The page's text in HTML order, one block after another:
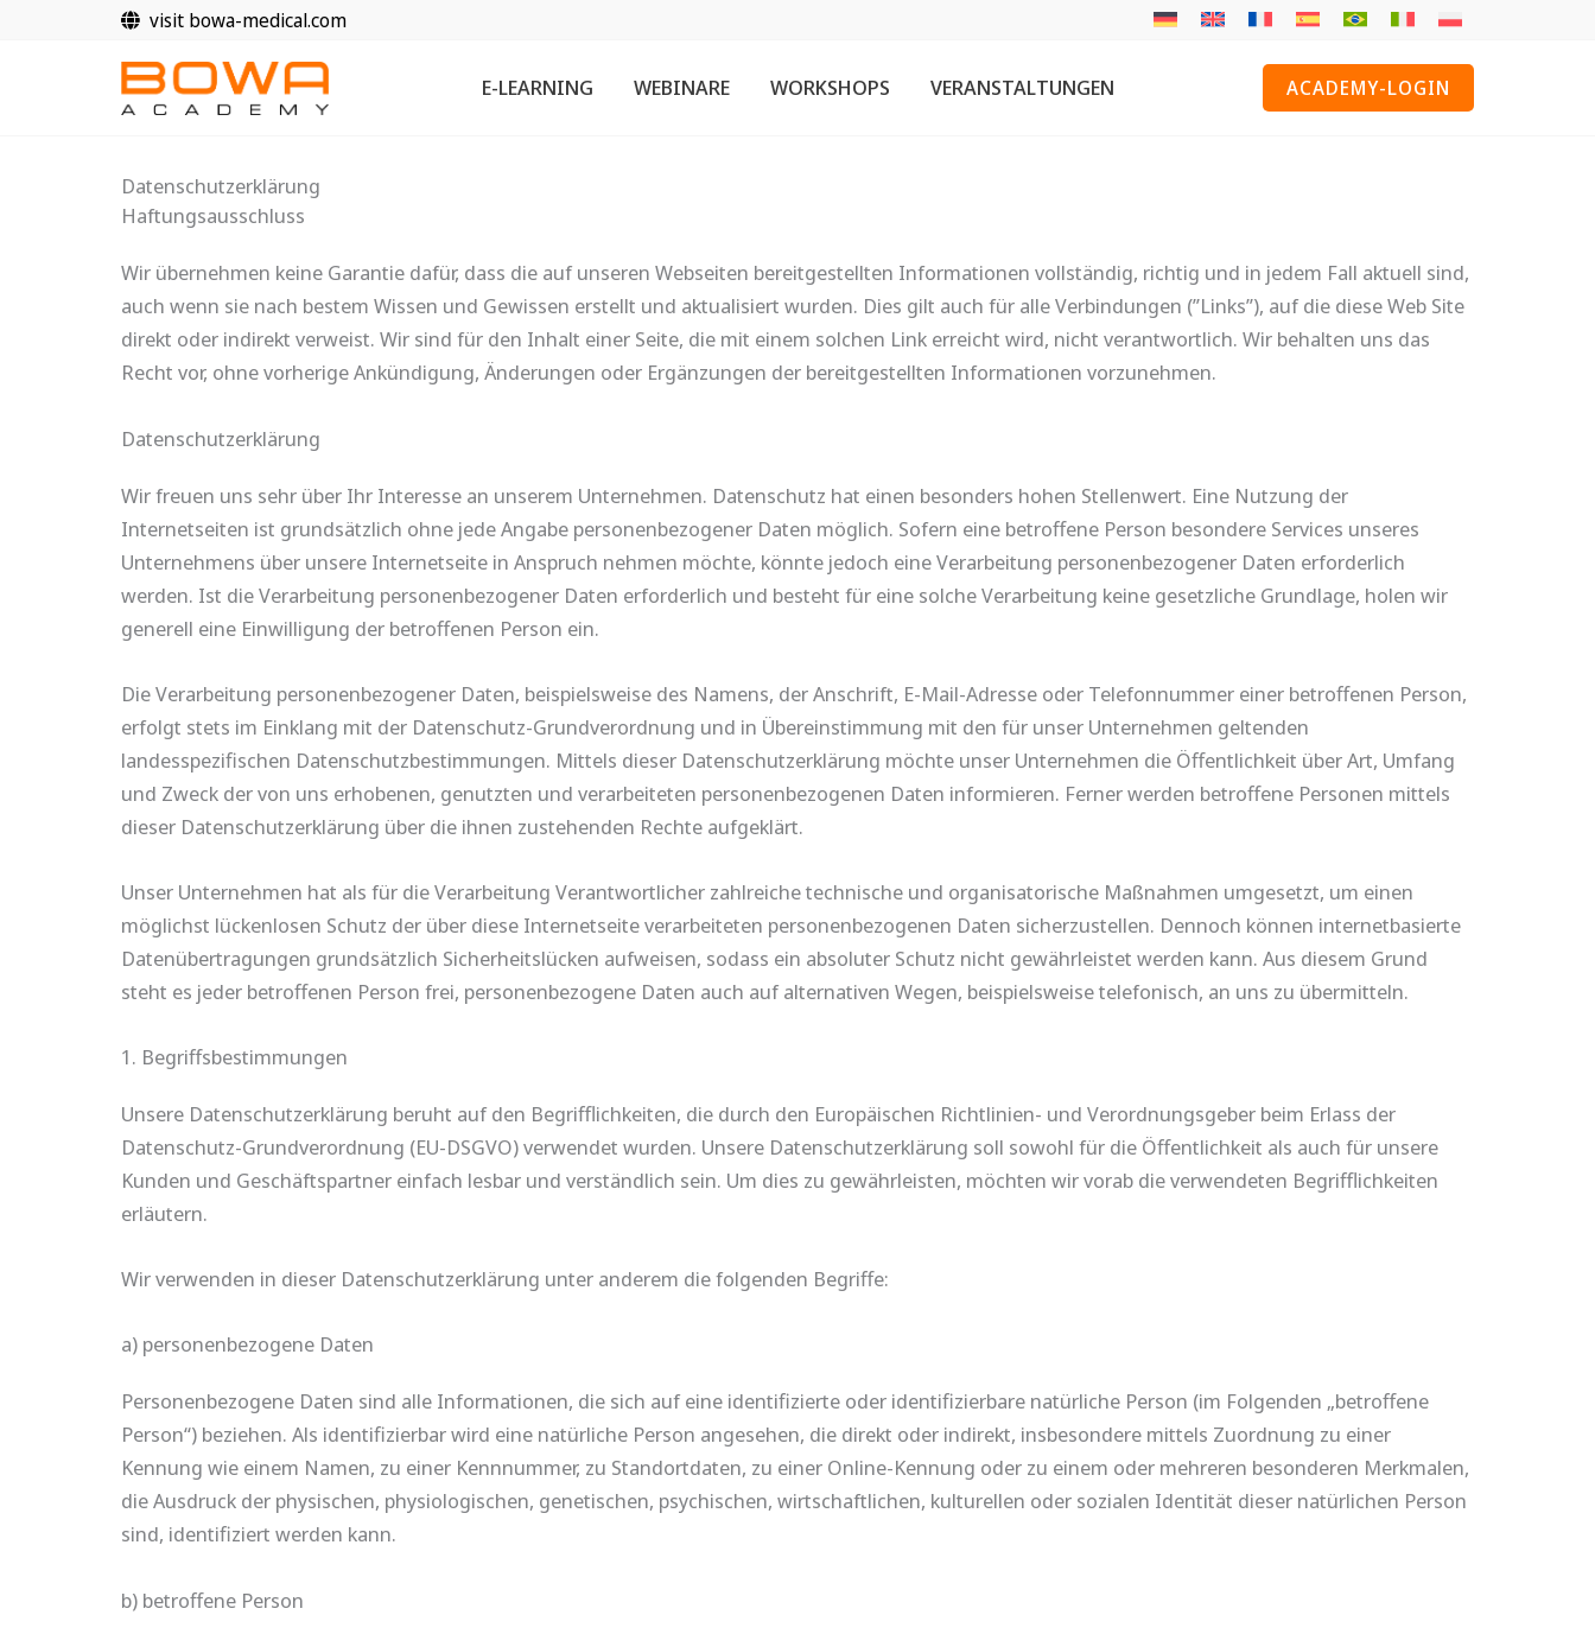
visit bowa-medical.com
E-LEARNING WEBINARE WORKSHOPS VERANSTALTUNGEN ACADEMY-LOGIN
Datenschutzerklärung
Haftungsausschluss
Wir übernehmen keine Garantie dafür, dass die auf unseren Webseiten bereitgestellten Informationen vollständig, richtig und in jedem Fall aktuell sind,
auch wenn sie nach bestem Wissen und Gewissen erstellt und aktualisiert wurden. Dies gilt auch für alle Verbindungen (”Links”), auf die diese Web Site
direkt oder indirekt verweist. Wir sind für den Inhalt einer Seite, die mit einem solchen Link erreicht wird, nicht verantwortlich. Wir behalten uns das
Recht vor, ohne vorherige Ankündigung, Änderungen oder Ergänzungen der bereitgestellten Informationen vorzunehmen.
Datenschutzerklärung
Wir freuen uns sehr über Ihr Interesse an unserem Unternehmen. Datenschutz hat einen besonders hohen Stellenwert. Eine Nutzung der
Internetseiten ist grundsätzlich ohne jede Angabe personenbezogener Daten möglich. Sofern eine betroffene Person besondere Services unseres
Unternehmens über unsere Internetseite in Anspruch nehmen möchte, könnte jedoch eine Verarbeitung personenbezogener Daten erforderlich
werden. Ist die Verarbeitung personenbezogener Daten erforderlich und besteht für eine solche Verarbeitung keine gesetzliche Grundlage, holen wir
generell eine Einwilligung der betroffenen Person ein.
Die Verarbeitung personenbezogener Daten, beispielsweise des Namens, der Anschrift, E-Mail-Adresse oder Telefonnummer einer betroffenen Person,
erfolgt stets im Einklang mit der Datenschutz-Grundverordnung und in Übereinstimmung mit den für unser Unternehmen geltenden
landesspezifischen Datenschutzbestimmungen. Mittels dieser Datenschutzerklärung möchte unser Unternehmen die Öffentlichkeit über Art, Umfang
und Zweck der von uns erhobenen, genutzten und verarbeiteten personenbezogenen Daten informieren. Ferner werden betroffene Personen mittels
dieser Datenschutzerklärung über die ihnen zustehenden Rechte aufgeklärt.
Unser Unternehmen hat als für die Verarbeitung Verantwortlicher zahlreiche technische und organisatorische Maßnahmen umgesetzt, um einen
möglichst lückenlosen Schutz der über diese Internetseite verarbeiteten personenbezogenen Daten sicherzustellen. Dennoch können internetbasierte
Datenübertragungen grundsätzlich Sicherheitslücken aufweisen, sodass ein absoluter Schutz nicht gewährleistet werden kann. Aus diesem Grund
steht es jeder betroffenen Person frei, personenbezogene Daten auch auf alternativen Wegen, beispielsweise telefonisch, an uns zu übermitteln.
1. Begriffsbestimmungen
Unsere Datenschutzerklärung beruht auf den Begrifflichkeiten, die durch den Europäischen Richtlinien- und Verordnungsgeber beim Erlass der
Datenschutz-Grundverordnung (EU-DSGVO) verwendet wurden. Unsere Datenschutzerklärung soll sowohl für die Öffentlichkeit als auch für unsere
Kunden und Geschäftspartner einfach lesbar und verständlich sein. Um dies zu gewährleisten, möchten wir vorab die verwendeten Begrifflichkeiten
erläutern.
Wir verwenden in dieser Datenschutzerklärung unter anderem die folgenden Begriffe:
a) personenbezogene Daten
Personenbezogene Daten sind alle Informationen, die sich auf eine identifizierte oder identifizierbare natürliche Person (im Folgenden „betroffene
Person“) beziehen. Als identifizierbar wird eine natürliche Person angesehen, die direkt oder indirekt, insbesondere mittels Zuordnung zu einer
Kennung wie einem Namen, zu einer Kennnummer, zu Standortdaten, zu einer Online-Kennung oder zu einem oder mehreren besonderen Merkmalen,
die Ausdruck der physischen, physiologischen, genetischen, psychischen, wirtschaftlichen, kulturellen oder sozialen Identität dieser natürlichen Person
sind, identifiziert werden kann.
b) betroffene Person